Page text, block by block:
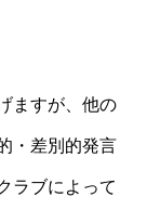
ますが、他の
・差別的発言
ラブによって